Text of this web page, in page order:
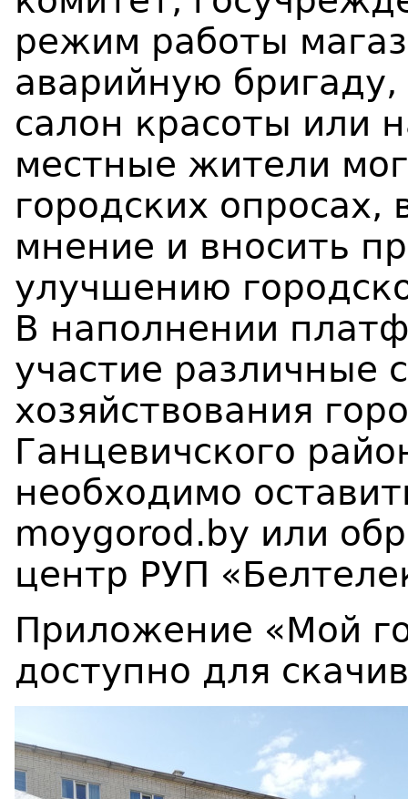
режим работы
аварийную бригаду,
салон красоты или
местные жители
городских опросах,
мнение и вносить
улучшению
В наполнении
участие различные
хозяйствования
Ганцевичского
необходимо
moygorod.by или
центр РУП
Приложение «Мой
доступно для